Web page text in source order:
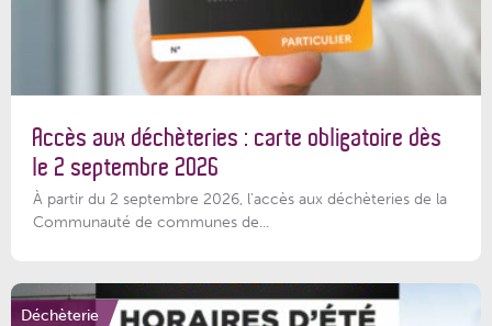
Accès aux déchèteries : carte obligatoire dès
le 2 septembre 2026
À partir du 2 septembre 2026, l’accès aux déchèteries de la
Communauté de communes de...
Déchèterie